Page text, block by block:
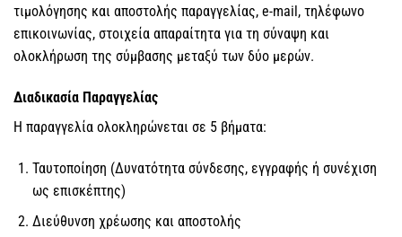
τιμολόγησης και αποστολής παραγγελίας, e-mail, τηλέφωνο
επικοινωνίας, στοιχεία απαραίτητα για τη σύναψη και
ολοκλήρωση της σύμβασης μεταξύ των δύο μερών.
Διαδικασία Παραγγελίας
Η παραγγελία ολοκληρώνεται σε 5 βήματα:
Ταυτοποίηση (Δυνατότητα σύνδεσης, εγγραφής ή συνέχιση
ως επισκέπτης)
Διεύθυνση χρέωσης και αποστολής